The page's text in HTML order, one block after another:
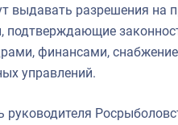
выдавать разрешения на
финансами,
управлений.
руководителя